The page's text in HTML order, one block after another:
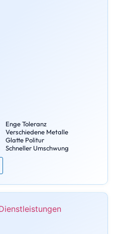
Enge Toleranz
Verschiedene Metalle
Glatte Politur
Schneller Umschwung